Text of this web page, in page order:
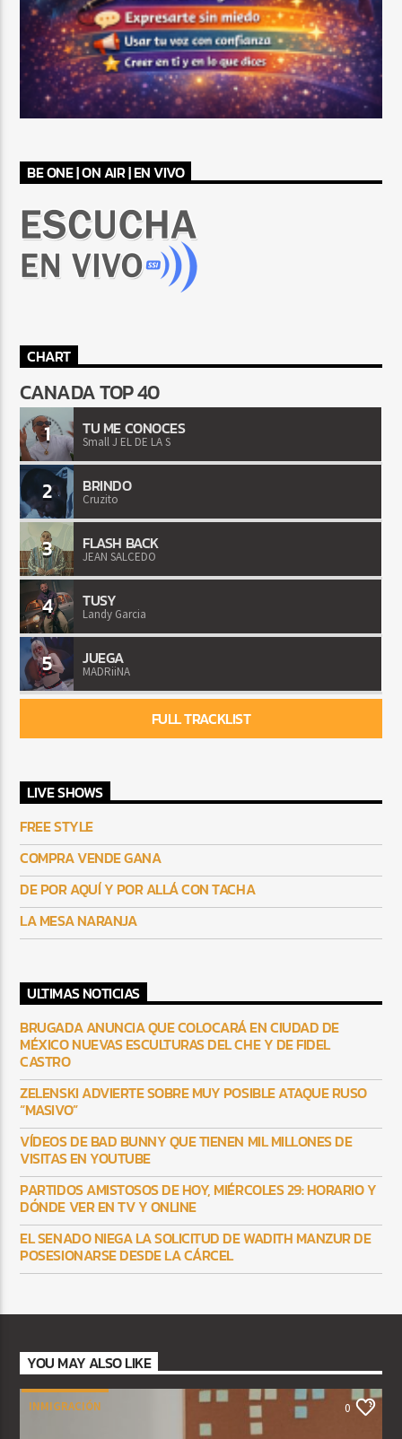
BE ONE | ON AIR | EN VIVO
CHART
CANADA TOP 40
1 TU ME CONOCES
Small J EL DE LA S
2 BRINDO
Cruzito
3 FLASH BACK
JEAN SALCEDO
4 TUSY
Landy Garcia
5 JUEGA
MADRiiNA
FULL TRACKLIST
LIVE SHOWS
FREE STYLE
COMPRA VENDE GANA
DE POR AQUÍ Y POR ALLÁ CON TACHA
LA MESA NARANJA
ULTIMAS NOTICIAS
BRUGADA ANUNCIA QUE COLOCARÁ EN CIUDAD DE
MÉXICO NUEVAS ESCULTURAS DEL CHE Y DE FIDEL
CASTRO
ZELENSKI ADVIERTE SOBRE MUY POSIBLE ATAQUE RUSO
“MASIVO”
VÍDEOS DE BAD BUNNY QUE TIENEN MIL MILLONES DE
VISITAS EN YOUTUBE
PARTIDOS AMISTOSOS DE HOY, MIÉRCOLES 29: HORARIO Y
DÓNDE VER EN TV Y ONLINE
EL SENADO NIEGA LA SOLICITUD DE WADITH MANZUR DE
POSESIONARSE DESDE LA CÁRCEL
YOU MAY ALSO LIKE
INMIGRACIÓN 0